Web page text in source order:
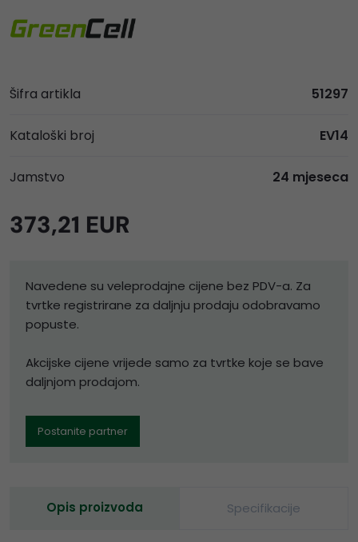
Šifra artikla 51297
Kataloški broj EV14
Jamstvo 24 mjeseca
373,21 EUR
Navedene su veleprodajne cijene bez PDV-a. Za
tvrtke registrirane za daljnju prodaju odobravamo
popuste.
Akcijske cijene vrijede samo za tvrtke koje se bave
daljnjom prodajom.
Postanite partner
Opis proizvoda Specifikacije